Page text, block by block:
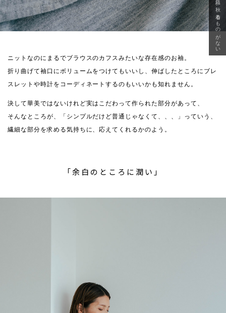
ニットなのにまるでブラウスのカフスみたいな存在感のお袖。
折り曲げて袖口にボリュームをつけてもいいし、伸ばしたところにブレ
スレットや時計をコーディネートするのもいいかも知れません。
決して華美ではないけれど実はこだわって作られた部分があって、
そんなところが、「シンプルだけど普通じゃなくて、、、」っていう、
繊細な部分を求める気持ちに、応えてくれるかのよう。
「余白のところに潤い」
急に秋、着るものがない